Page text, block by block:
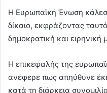
Η Ευρωπαϊκή Ένωση
δίκαιο, εκφράζοντας
δημοκρατική και ειρηνική
Η επικεφαλής της
ανέφερε πως απηύθυνε
κατά τη διάρκεια